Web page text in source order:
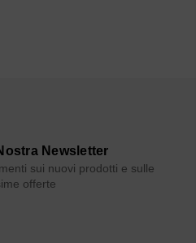
Newsletter
sui nuovi prodotti e sulle
offerte